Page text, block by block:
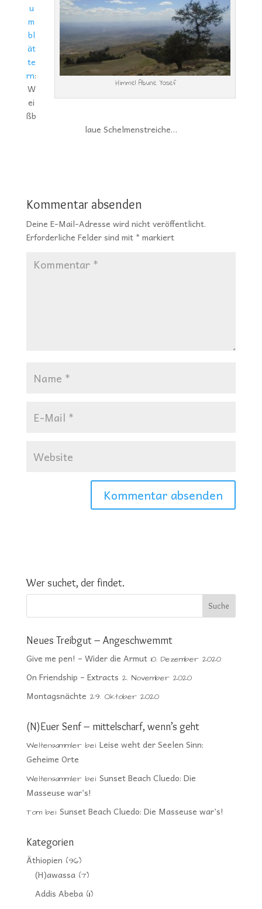
Himmel Abune Yosef
u
m
bl
ät
te
rn:
W
ei
ßb
laue Schelmenstreiche…
Kommentar absenden
Deine E-Mail-Adresse wird nicht veröffentlicht.
Erforderliche Felder sind mit * markiert
Wer suchet, der findet.
Neues Treibgut – Angeschwemmt
Give me pen! – Wider die Armut 10. Dezember 2020
On Friendship – Extracts 2. November 2020
Montagsnächte 29. Oktober 2020
(N)Euer Senf – mittelscharf, wenn’s geht
Weltensammlerbei Leise weht der Seelen Sinn:
Geheime Orte
Weltensammlerbei Sunset Beach Cluedo: Die
Masseuse war’s!
Tombei Sunset Beach Cluedo: Die Masseuse war’s!
Kategorien
Äthiopien (96)
(H)awassa(7)
Addis Abeba(11)